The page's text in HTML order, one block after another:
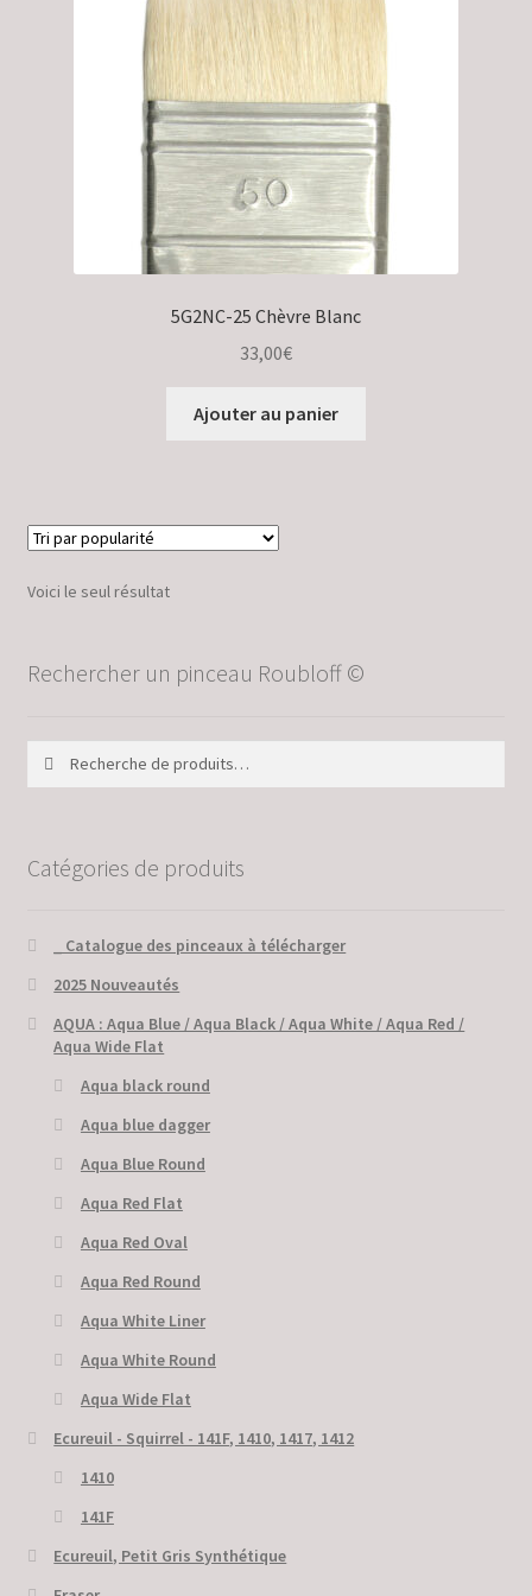
Validation de la commande
5G2NC-25 Chèvre Blanc
33,00€
Ajouter au panier
Voici le seul résultat
Rechercher un pinceau Roubloff ©
Catégories de produits
_ Catalogue des pinceaux à télécharger
2025 Nouveautés
AQUA : Aqua Blue / Aqua Black / Aqua White / Aqua Red /
Aqua Wide Flat
Aqua black round
Aqua blue dagger
Aqua Blue Round
Aqua Red Flat
Aqua Red Oval
Aqua Red Round
Aqua White Liner
Aqua White Round
Aqua Wide Flat
Ecureuil - Squirrel - 141F, 1410, 1417, 1412
1410
141F
Ecureuil, Petit Gris Synthétique